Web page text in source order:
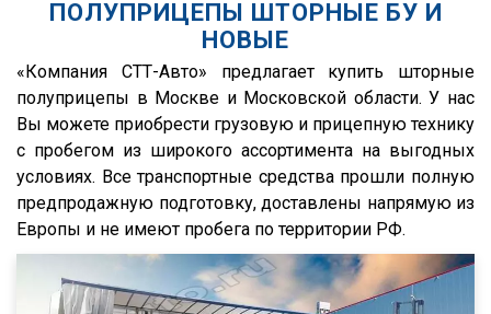
FTS
Ali Riza Usta
Штурман Кредо
МТЗ
ХТЗ
Meusburger
Feldbinder
ГАЗ
S500
FH13
FH440
FM
FM9.380
TGS
ПОЛУПРИЦЕПЫ ШТОРНЫЕ БУ И
НОВЫЕ
«Компания СТТ-Авто» предлагает купить шторные
полуприцепы в Москве и Московской области. У нас
Вы можете приобрести грузовую и прицепную технику
с пробегом из широкого ассортимента на выгодных
условиях. Все транспортные средства прошли полную
предпродажную подготовку, доставлены напрямую из
Европы и не имеют пробега по территории РФ.